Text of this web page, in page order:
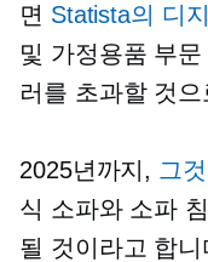
면 Statista의 디
및 가정용품 부
러를 초과할 것
2025년까지, 그
식 소파와 소파
될 것이라고 합니